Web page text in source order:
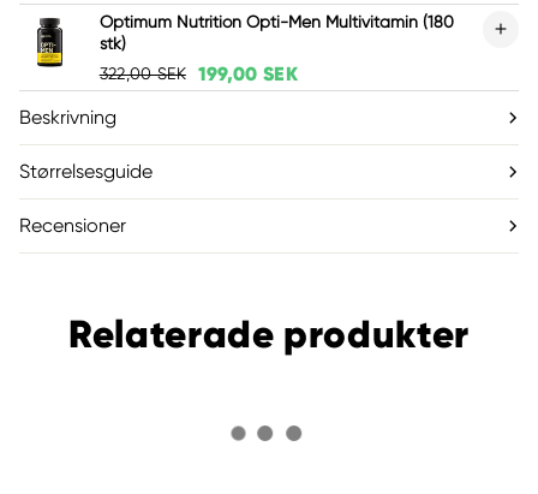
Optimum Nutrition Opti-Men Multivitamin (180
stk)
322,00 SEK
199,00 SEK
Beskrivning
Størrelsesguide
Recensioner
Relaterade produkter